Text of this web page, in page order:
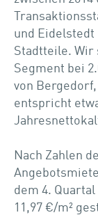
und Eidelstedt
Stadtteile. Wir
Segment bei
von
entspricht
Nach Zahlen
dem 4. Quartal
11,97 €/m²